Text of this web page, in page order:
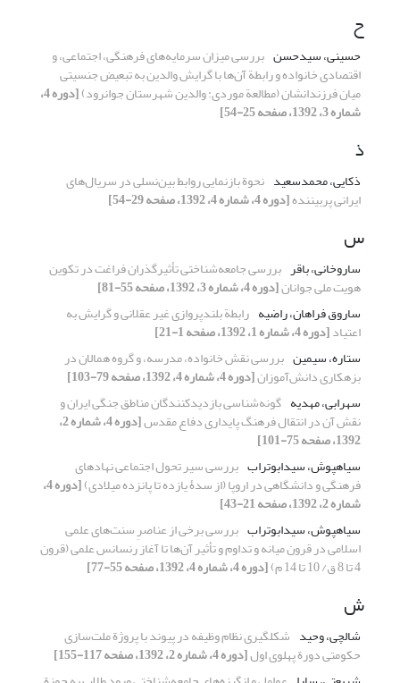
ح
حسینی، سیدحسن بررسی میزان سرمایه‌های فرهنگی، اجتماعی، و
اقتصادی خانواده و رابطة آن‌‌‌ها با گرایش والدین به تبعیض جنسیتی
میان فرزندانشان (مطالعة موردی: والدین شهرستان جوانرود) [دوره 4،
شماره 3، 1392، صفحه 25-54]
ذ
ذکایی، محمدسعید نحوة بازنمایی روابط بین‌نسلی در سریال‌‌های
ایرانی پربیننده[دوره 4، شماره 4، 1392، صفحه 29-54]
س
ساروخانی، باقر بررسی جامعه‌شناختی تأثیرگذران فراغت در تکوین
هویت ملی جوانان[دوره 4، شماره 3، 1392، صفحه 55-81]
ساروق فراهان، راضیه رابطة بلندپروازی غیر عقلانی و گرایش به
اعتیاد[دوره 4، شماره 1، 1392، صفحه 1-21]
ستاره، سیمین بررسی نقش خانواده، مدرسه، و گروه همالان در
بزهکاری دانش‌آموزان[دوره 4، شماره 4، 1392، صفحه 79-103]
سهرابی، مهدیه گونه‌شناسی بازدیدکنندگان مناطق جنگی ایران و
نقش آن در انتقال فرهنگ پایداری دفاع مقدس [دوره 4، شماره 2،
1392، صفحه 75-101]
سیاهپوش، سید‌ابوتراب بررسی سیر تحول اجتماعی نهادهای
فرهنگی و دانشگاهی در اروپا (از سدۀ یازده تا پانزده میلادی) [دوره 4،
شماره 2، 1392، صفحه 21-43]
سیاهپوش، سیدابوتراب بررسی برخی از عناصرِ سنت‌های ‌‌علمی
اسلامی در قرون ‌‌میانه و تداوم و تأثیر آن‌ها تا آغاز رنسانس علمی (قرون
‌‌4 تا 8 ق/ 10 تا 14 م) [دوره 4، شماره 4، 1392، صفحه 55-77]
ش
شالچی، وحید شکل‏گیری نظام وظیفه در پیوند با پروژة ملت‌سازی
حکومتی دورة پهلوی اول[دوره 4، شماره 2، 1392، صفحه 117-155]